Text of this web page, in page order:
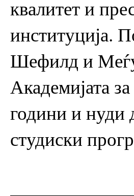
квалитет и
институција.
Шефилд и
Академијата
години и нуди
студиски